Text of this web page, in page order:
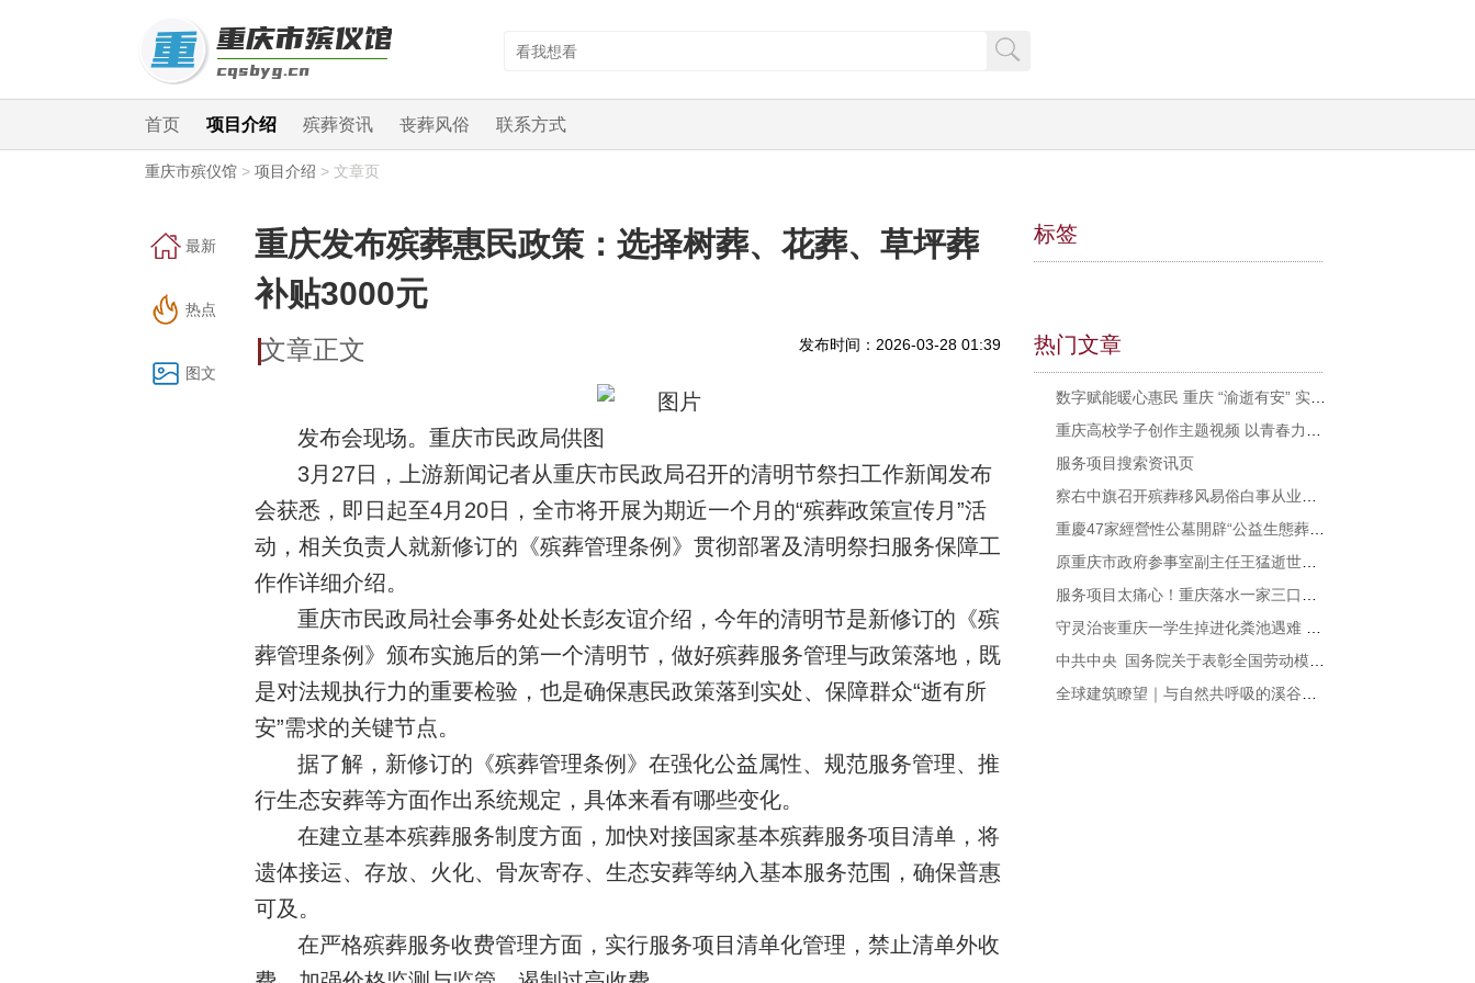
首页 项目介绍 殡葬资讯 丧葬风俗 联系方式
重庆市殡仪馆 > 项目介绍 > 文章页
最新
热点
图文
重庆发布殡葬惠民政策：选择树葬、花葬、草坪葬
补贴3000元
文章正文 发布时间：2026-03-28 01:39
发布会现场。重庆市民政局供图
3月27日，上游新闻记者从重庆市民政局召开的清明节祭扫工作新闻发布
会获悉，即日起至4月20日，全市将开展为期近一个月的“殡葬政策宣传月 ”活
动，相关负责人就新修订的 《殡葬管理条例》 贯彻部署及清明祭扫服务保障工
作作详细介绍。
重庆市民政局社会事务处处长彭友谊介绍，今年的清明节是新修订的《殡
葬管理条例》颁布实施后的第一个清明节，做好殡葬服务管理与政策落地，既
是对法规执行力的重要检验，也是确保惠民政策落到实处、保障群众“逝有所
安”需求的关键节点。
据了解，新修订的《殡葬管理条例》在强化公益属性、规范服务管理、推
行生态安葬等方面作出系统规定，具体来看有哪些变化。
在建立基本殡葬服务制度方面，加快对接国家基本殡葬服务项目清单，将
遗体接运、存放、火化、骨灰寄存、生态安葬等纳入基本服务范围，确保普惠
可及。
在严格殡葬服务收费管理方面，实行服务项目清单化管理，禁止清单外收
标签
热门文章
服务项目搜索资讯页